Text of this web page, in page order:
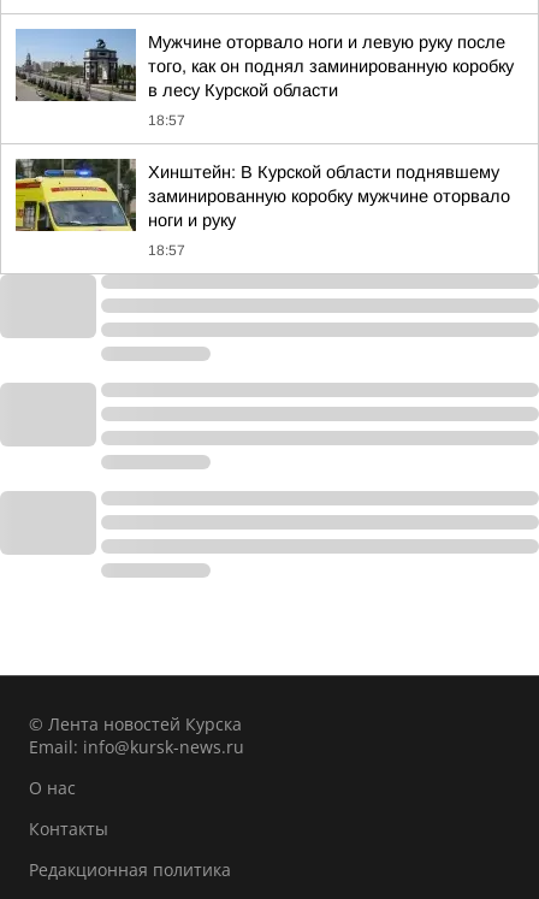
Мужчине оторвало ноги и левую руку после
того, как он поднял заминированную коробку
в лесу Курской области
18:57
Хинштейн: В Курской области поднявшему
заминированную коробку мужчине оторвало
ноги и руку
18:57
© Лента новостей Курска
Email: info@kursk-news.ru
О нас
Контакты
Редакционная политика